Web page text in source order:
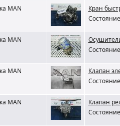
MAN
Кран
MAN
MAN
Клапан
MAN
Клапан